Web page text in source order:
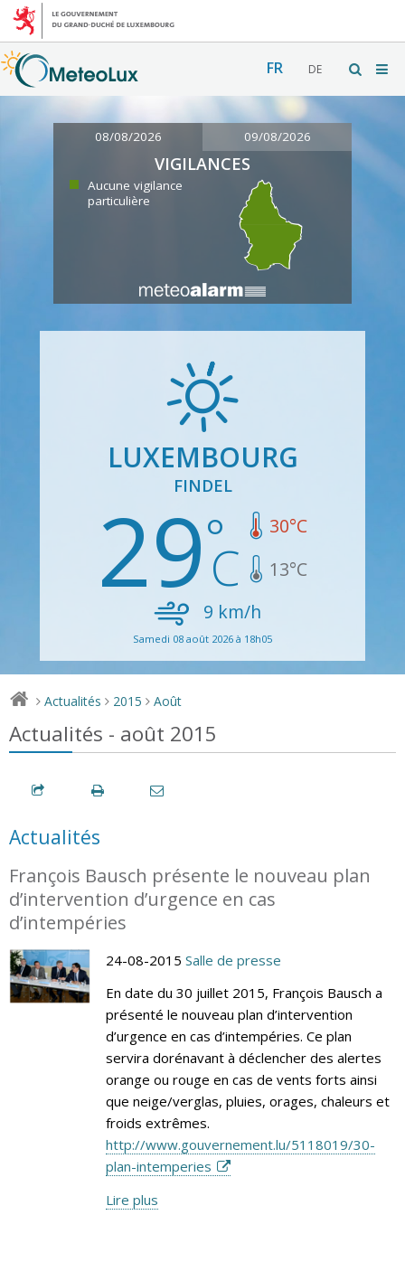
FR DE
08/08/2026 09/08/2026
VIGILANCES
Aucune vigilance
particulière
LUXEMBOURG
FINDEL
29 30°C
13°C
9 km/h
Samedi 08 août 2026 à 18h05
> Actualités > 2015 > Août
Actualités - août 2015
Actualités
François Bausch présente le nouveau plan
d’intervention d’urgence en cas
d’intempéries
24-08-2015 Salle de presse
En date du 30 juillet 2015, François Bausch a
présenté le nouveau plan d’intervention
d’urgence en cas d’intempéries. Ce plan
servira dorénavant à déclencher des alertes
orange ou rouge en cas de vents forts ainsi
que neige/verglas, pluies, orages, chaleurs et
froids extrêmes.
http://www.gouvernement.lu/5118019/30-
plan-intemperies
Lire plus